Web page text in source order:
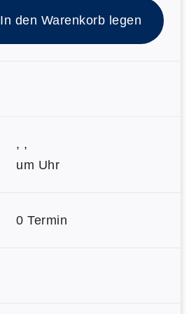
In den Warenkorb legen
, ,
um Uhr
0 Termin